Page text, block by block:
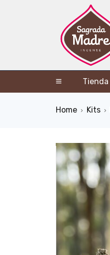
Tienda
Home › Kits ›